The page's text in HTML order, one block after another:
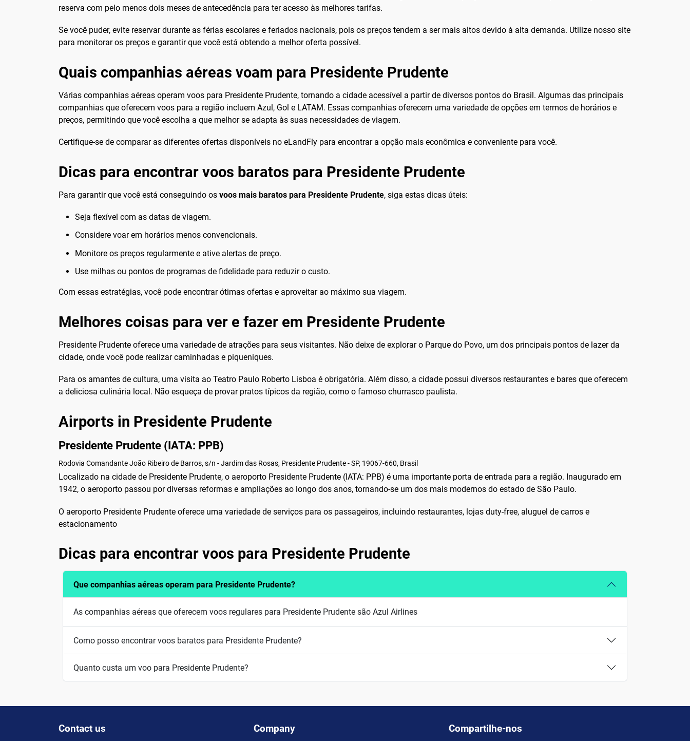
reserva com pelo menos dois meses de antecedência para ter acesso às melhores tarifas.
Se você puder, evite reservar durante as férias escolares e feriados nacionais, pois os preços tendem a ser mais altos devido à alta demanda. Utilize nosso site
para monitorar os preços e garantir que você está obtendo a melhor oferta possível.
Quais companhias aéreas voam para Presidente Prudente
Várias companhias aéreas operam voos para Presidente Prudente, tornando a cidade acessível a partir de diversos pontos do Brasil. Algumas das principais
companhias que oferecem voos para a região incluem Azul, Gol e LATAM. Essas companhias oferecem uma variedade de opções em termos de horários e
preços, permitindo que você escolha a que melhor se adapta às suas necessidades de viagem.
Certifique-se de comparar as diferentes ofertas disponíveis no eLandFly para encontrar a opção mais econômica e conveniente para você.
Dicas para encontrar voos baratos para Presidente Prudente
Para garantir que você está conseguindo os voos mais baratos para Presidente Prudente, siga estas dicas úteis:
Seja flexível com as datas de viagem.
Considere voar em horários menos convencionais.
Monitore os preços regularmente e ative alertas de preço.
Use milhas ou pontos de programas de fidelidade para reduzir o custo.
Com essas estratégias, você pode encontrar ótimas ofertas e aproveitar ao máximo sua viagem.
Melhores coisas para ver e fazer em Presidente Prudente
Presidente Prudente oferece uma variedade de atrações para seus visitantes. Não deixe de explorar o Parque do Povo, um dos principais pontos de lazer da
cidade, onde você pode realizar caminhadas e piqueniques.
Para os amantes de cultura, uma visita ao Teatro Paulo Roberto Lisboa é obrigatória. Além disso, a cidade possui diversos restaurantes e bares que oferecem
a deliciosa culinária local. Não esqueça de provar pratos típicos da região, como o famoso churrasco paulista.
Airports in Presidente Prudente
Presidente Prudente (IATA: PPB)
Rodovia Comandante João Ribeiro de Barros, s/n - Jardim das Rosas, Presidente Prudente - SP, 19067-660, Brasil
Localizado na cidade de Presidente Prudente, o aeroporto Presidente Prudente (IATA: PPB) é uma importante porta de entrada para a região. Inaugurado em
1942, o aeroporto passou por diversas reformas e ampliações ao longo dos anos, tornando-se um dos mais modernos do estado de São Paulo.
O aeroporto Presidente Prudente oferece uma variedade de serviços para os passageiros, incluindo restaurantes, lojas duty-free, aluguel de carros e
estacionamento
Dicas para encontrar voos para Presidente Prudente
Que companhias aéreas operam para Presidente Prudente?
As companhias aéreas que oferecem voos regulares para Presidente Prudente são Azul Airlines
Como posso encontrar voos baratos para Presidente Prudente?
Quanto custa um voo para Presidente Prudente?
Contact us Company Compartilhe-nos